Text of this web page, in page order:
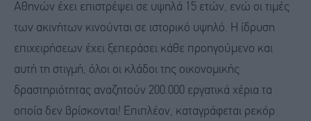
Αθηνών έχει επιστρέψει σε υψηλά 15 ετών, ενώ οι τιμές
των ακινήτων κινούνται σε ιστορικό υψηλό. Η ίδρυση
επιχειρήσεων έχει ξεπεράσει κάθε προηγούμενο και
αυτή τη στιγμή, όλοι οι κλάδοι της οικονομικής
δραστηριότητας αναζητούν 200.000 εργατικά χέρια τα
οποία δεν βρίσκονται! Επιπλέον, καταγράφεται ρεκόρ